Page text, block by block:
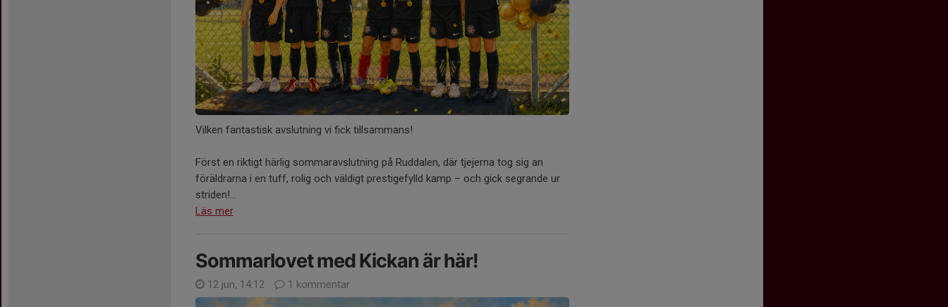
Vilken fantastisk avslutning vi fick tillsammans!
Först en riktigt härlig sommaravslutning på Ruddalen, där tjejerna tog sig an
föräldrarna i en tuff, rolig och väldigt prestigefylld kamp – och gick segrande ur
striden!...
Läs mer
Sommarlovet med Kickan är här!
12 jun, 14:12 1 kommentar